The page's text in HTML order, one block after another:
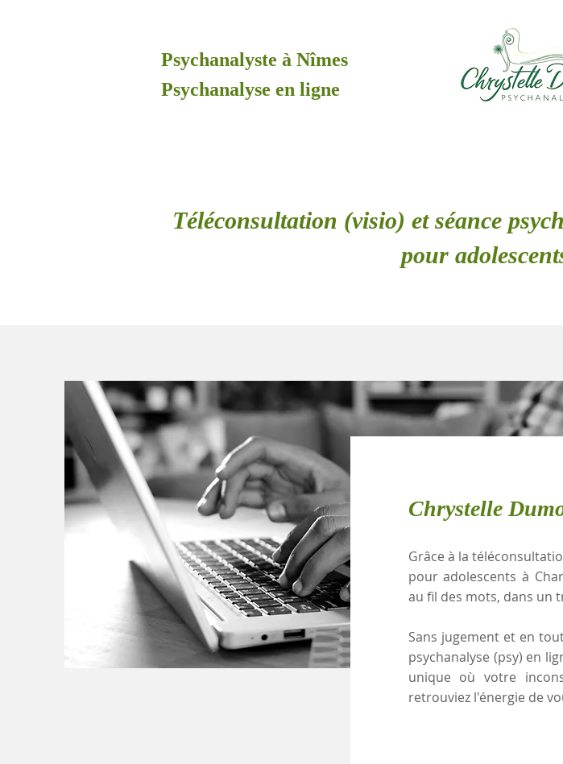
Psychanalyste à Nîmes
Psychanalyse en ligne
Téléconsultation (visio) et séance
pour
Chrystelle
Grâce à la
pour adolescents à
au fil des mots, dans un
Sans jugement et en
psychanalyse (psy) en
unique où votre
retrouviez l'énergie de